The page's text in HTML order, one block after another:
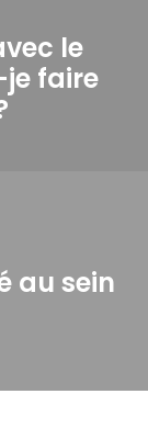
le
faire
au sein